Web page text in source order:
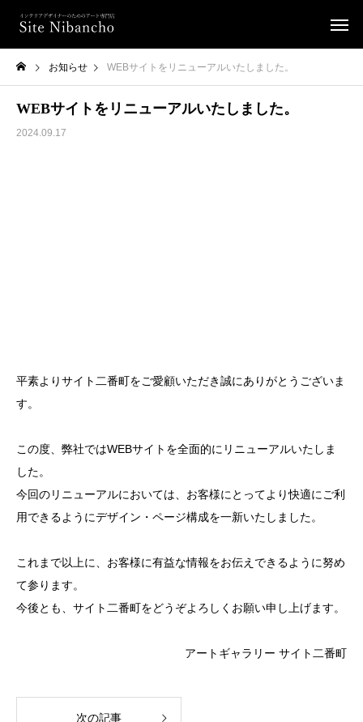
お知らせ WEBサイトをリニューアルいたしました。
WEBサイトをリニューアルいたしました。
2024.09.17
平素よりサイト二番町をご愛顧いただき誠にありがとうございま
す。
この度、弊社ではWEBサイトを全面的にリニューアルいたしま
した。
今回のリニューアルにおいては、お客様にとってより快適にご利
用できるようにデザイン・ページ構成を一新いたしました。
これまで以上に、お客様に有益な情報をお伝えできるように努め
て参ります。
今後とも、サイト二番町をどうぞよろしくお願い申し上げます。
アートギャラリー サイト二番町
次の記事